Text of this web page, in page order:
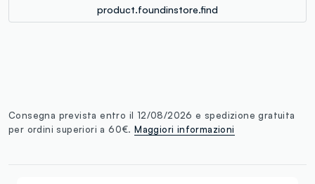
product.foundinstore.find
Consegna prevista entro il 12/08/2026 e spedizione gratuita
per ordini superiori a 60€.Maggiori informazioni